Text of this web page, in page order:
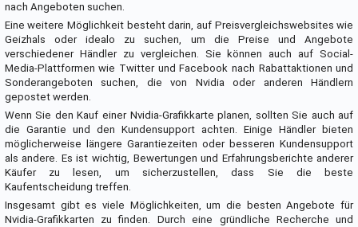
nach Angeboten suchen.
Eine weitere Möglichkeit besteht darin, auf Preisvergleichswebsites wie
Geizhals oder idealo zu suchen, um die Preise und Angebote
verschiedener Händler zu vergleichen. Sie können auch auf Social-
Media-Plattformen wie Twitter und Facebook nach Rabattaktionen und
Sonderangeboten suchen, die von Nvidia oder anderen Händlern
gepostet werden.
Wenn Sie den Kauf einer Nvidia-Grafikkarte planen, sollten Sie auch auf
die Garantie und den Kundensupport achten. Einige Händler bieten
möglicherweise längere Garantiezeiten oder besseren Kundensupport
als andere. Es ist wichtig, Bewertungen und Erfahrungsberichte anderer
Käufer zu lesen, um sicherzustellen, dass Sie die beste
Kaufentscheidung treffen.
Insgesamt gibt es viele Möglichkeiten, um die besten Angebote für
Nvidia-Grafikkarten zu finden. Durch eine gründliche Recherche und